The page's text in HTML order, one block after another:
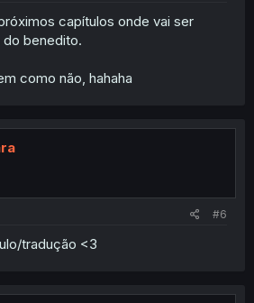
capítulos onde vai ser
benedito.
como não, hahaha
#6
tradução <3